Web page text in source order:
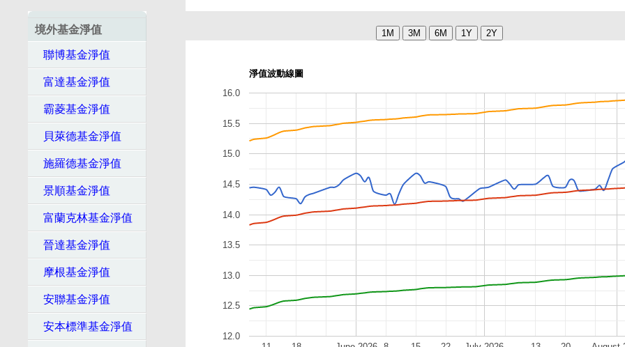
境外基金淨值
聯博基金淨值
富達基金淨值
霸菱基金淨值
貝萊德基金淨值
施羅德基金淨值
景順基金淨值
富蘭克林基金淨值
晉達基金淨值
摩根基金淨值
安聯基金淨值
安本標準基金淨值
淨值波動線圖
12.0
12.5
13.0
13.5
14.0
14.5
15.0
15.5
16.0